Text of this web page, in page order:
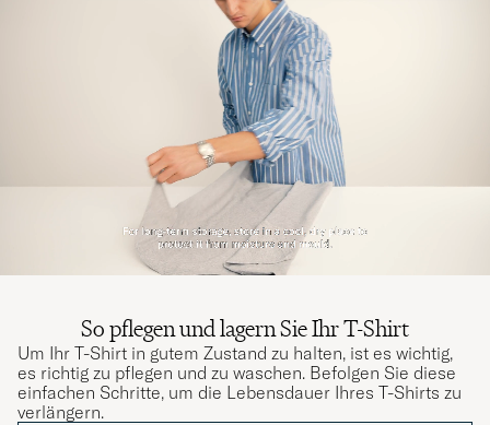
So pflegen und lagern Sie Ihr T-Shirt
Um Ihr T-Shirt in gutem Zustand zu halten, ist es wichtig,
es richtig zu pflegen und zu waschen. Befolgen Sie diese
einfachen Schritte, um die Lebensdauer Ihres T-Shirts zu
verlängern.